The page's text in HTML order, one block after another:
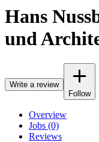
Hans
und
Write a review
Follow
Overview
Jobs (0)
Reviews